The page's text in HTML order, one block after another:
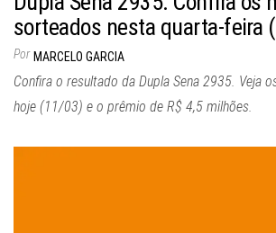
sorteados nesta quarta-feira
Por MARCELO GARCIA
Confira o resultado da Dupla Sena 2935. Veja
hoje (11/03) e o prêmio de R$ 4,5 milhões.